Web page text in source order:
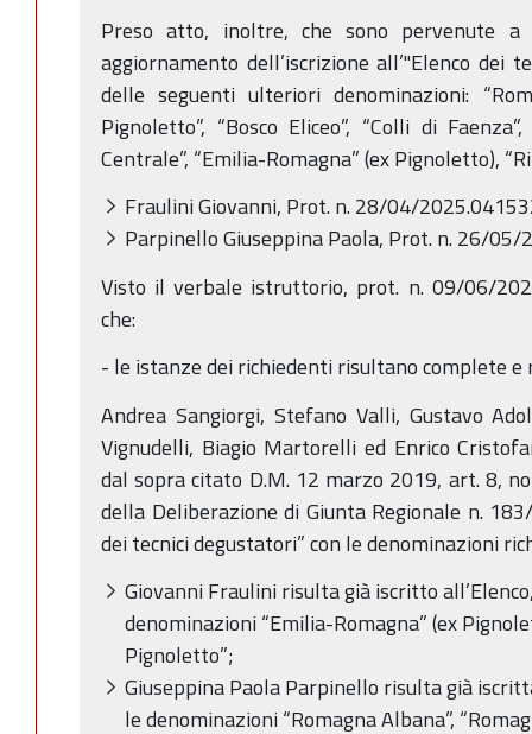
Preso atto, inoltre, che sono pervenute
aggiornamento dell’iscrizione all’"Elenco dei
delle seguenti ulteriori denominazioni:
Pignoletto”, “Bosco Eliceo”, “Colli di
Centrale”, “Emilia-Romagna” (ex Pignoletto),
Fraulini Giovanni, Prot. n. 28/04/
Parpinello Giuseppina Paola, Prot. n. 26/05/
Visto il verbale istruttorio, prot. n. 09/06/
che:
- le istanze dei richiedenti risultano complete e
Andrea Sangiorgi, Stefano Valli, Gustavo
Vignudelli, Biagio Martorelli ed Enrico
dal sopra citato D.M. 12 marzo 2019, art. 8,
della Deliberazione di Giunta Regionale n.
dei tecnici degustatori” con le denominazioni
Giovanni Fraulini risulta già iscritto
denominazioni “Emilia-Romagna” (ex
Pignoletto”;
Giuseppina Paola Parpinello risulta già
le denominazioni “Romagna Albana”,